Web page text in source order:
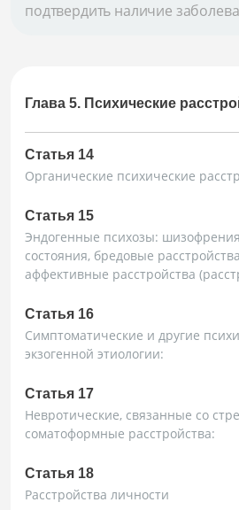
подтвердить наличие
Глава 5. Психические
Статья 14
Органические психические
Статья 15
Эндогенные психозы:
состояния, бредовые
аффективные расстройства
Статья 16
Симптоматические и другие
экзогенной этиологии:
Статья 17
Невротические, связанные со
соматоформные расстройства:
Статья 18
Расстройства личности